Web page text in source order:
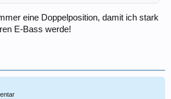
eine Doppelposition, damit ich stark
E-Bass werde!